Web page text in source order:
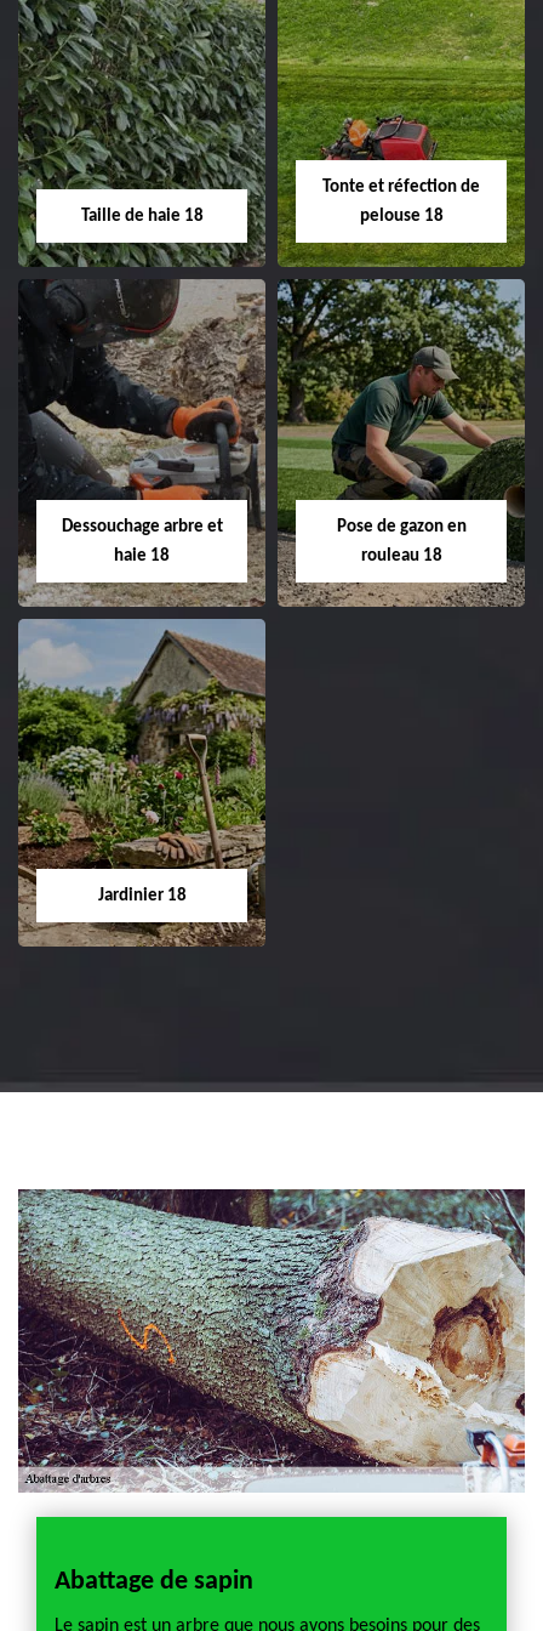
Elagage d'arbre 18
Entreprise élagage
d'arbre 18 Cher tel:
02.52.56.49.40
Abattage d'arbres
18
Entreprise abattage
Taille de haie 18
Taille de haie 18
Entreprise taille de haie
18 Cher tel:
02.52.56.49.40
Tonte et réfection de
pelouse 18
Tonte et réfection
de pelouse 18
Entreprise tonte et
Cher tel: 02.52.56.49.40
Dessouchage arbre et
haie 18
Dessouchage arbre
et haie 18
Entreprise dessouchage
arbre et haie 18 Cher
Pose de gazon en
rouleau 18
Jardinier 18
Abattage de sapin
Le sapin est un arbre que nous avons besoins pour des